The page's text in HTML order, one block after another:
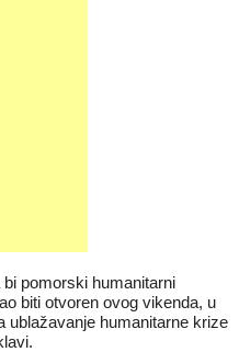
bi pomorski humanitarni
biti otvoren ovog vikenda, u
ublažavanje humanitarne krize